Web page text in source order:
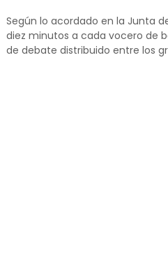
Según lo acordado en la Junta
diez minutos a cada vocero de
de debate distribuido entre los